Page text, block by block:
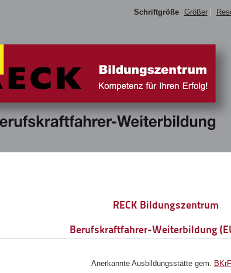
Schriftgröße Größer
RECK Bildungszentrum
Berufskraftfahrer-Weiterbildung
Anerkannte Ausbildungsstätte gem.